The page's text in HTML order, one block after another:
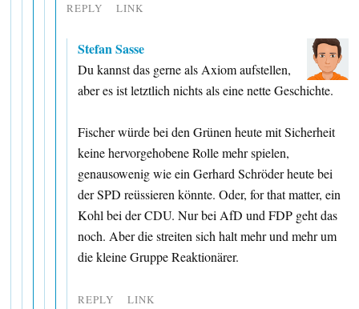
REPLY LINK
Stefan Sasse
Du kannst das gerne als Axiom aufstellen,
aber es ist letztlich nichts als eine nette Geschichte.
Fischer würde bei den Grünen heute mit Sicherheit
keine hervorgehobene Rolle mehr spielen,
genausowenig wie ein Gerhard Schröder heute bei
der SPD reüssieren könnte. Oder, for that matter, ein
Kohl bei der CDU. Nur bei AfD und FDP geht das
noch. Aber die streiten sich halt mehr und mehr um
die kleine Gruppe Reaktionärer.
REPLY LINK